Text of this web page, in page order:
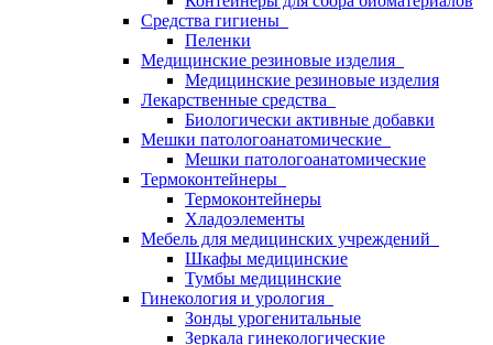
Средства гигиены
Пеленки
Медицинские резиновые изделия
Медицинские резиновые изделия
Лекарственные средства
Биологически активные добавки
Мешки патологоанатомические
Мешки патологоанатомические
Термоконтейнеры
Термоконтейнеры
Хладоэлементы
Мебель для медицинских учреждений
Шкафы медицинские
Тумбы медицинские
Гинекология и урология
Зонды урогенитальные
Зеркала гинекологические